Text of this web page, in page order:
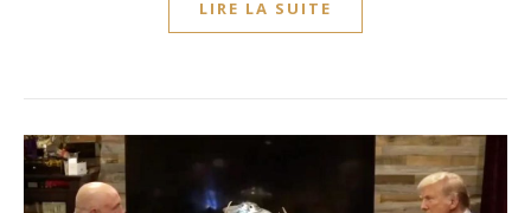
LIRE LA SUITE